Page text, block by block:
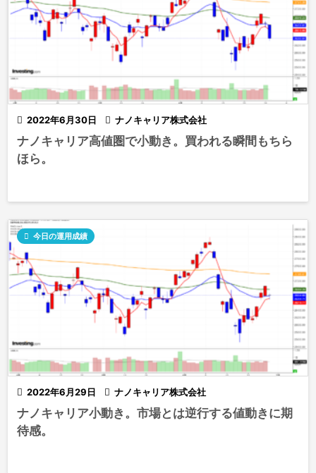
 2022年6月30日  ナノキャリア株式会社
ナノキャリア高値圏で小動き。買われる瞬間もちら
ほら。
 2022年6月29日
 今日の運用成績
 ナノキャリア株式会社
ナノキャリア小動き。市場とは逆行する値動きに期
待感。